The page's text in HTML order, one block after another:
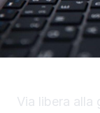
Via libera alla